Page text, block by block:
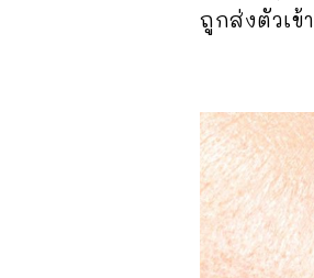
ถูกส่งตัวเข้